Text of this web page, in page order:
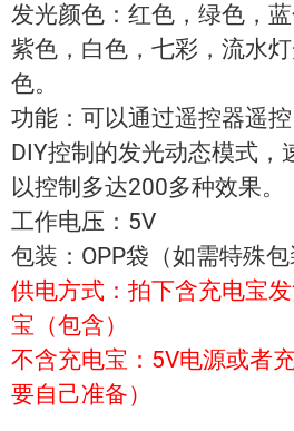
发光颜色：红色，绿色，
紫色，白色，七彩，流水
色。
功能：可以通过遥控器遥控
DIY控制的发光动态模式，
以控制多达200多种效果。
工作电压：5V
包装：OPP袋（如需特殊包
供电方式：拍下含充电宝
宝（包含）
不含充电宝：5V电源或者
要自己准备）